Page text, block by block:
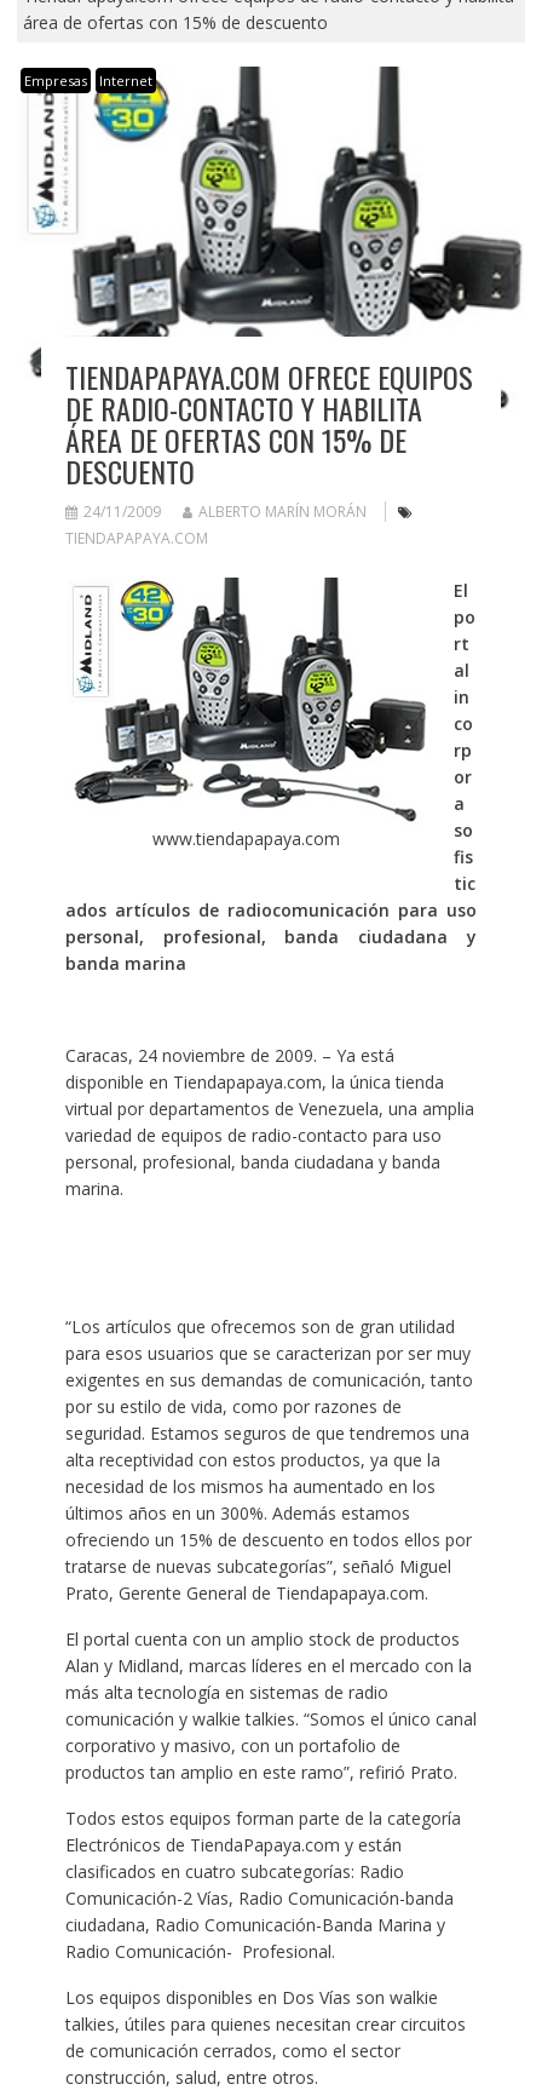
área de ofertas con 15% de descuento
Empresas Internet
TIENDAPAPAYA.COM OFRECE EQUIPOS
DE RADIO-CONTACTO Y HABILITA
ÁREA DE OFERTAS CON 15% DE
DESCUENTO
24/11/2009
ALBERTO MARÍN MORÁN
TIENDAPAPAYA.COM
www.tiendapapaya.com
El
po
rt
al
in
co
rp
or
a
so
fis
tic
ados artículos de radiocomunicación para uso
personal, profesional, banda ciudadana y
banda marina
Caracas, 24 noviembre de 2009. – Ya está
disponible en Tiendapapaya.com, la única tienda
virtual por departamentos de Venezuela, una amplia
variedad de equipos de radio-contacto para uso
personal, profesional, banda ciudadana y banda
marina.
“Los artículos que ofrecemos son de gran utilidad
para esos usuarios que se caracterizan por ser muy
exigentes en sus demandas de comunicación, tanto
por su estilo de vida, como por razones de
seguridad. Estamos seguros de que tendremos una
alta receptividad con estos productos, ya que la
necesidad de los mismos ha aumentado en los
últimos años en un 300%. Además estamos
ofreciendo un 15% de descuento en todos ellos por
tratarse de nuevas subcategorías”, señaló Miguel
Prato, Gerente General de Tiendapapaya.com.
El portal cuenta con un amplio stock de productos
Alan y Midland, marcas líderes en el mercado con la
más alta tecnología en sistemas de radio
comunicación y walkie talkies. “Somos el único canal
corporativo y masivo, con un portafolio de
productos tan amplio en este ramo”, refirió Prato.
Todos estos equipos forman parte de la categoría
Electrónicos de TiendaPapaya.com y están
clasificados en cuatro subcategorías: Radio
Comunicación-2 Vías, Radio Comunicación-banda
ciudadana, Radio Comunicación-Banda Marina y
Radio Comunicación- Profesional.
Los equipos disponibles en Dos Vías son walkie
talkies, útiles para quienes necesitan crear circuitos
de comunicación cerrados, como el sector
construcción, salud, entre otros.